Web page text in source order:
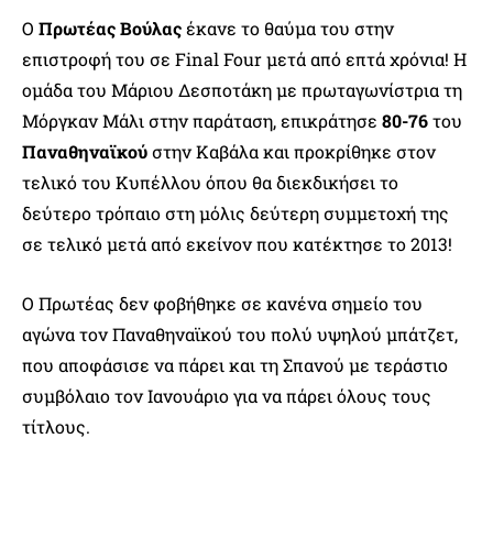
Ο Πρωτέας Βούλαςέκανε το θαύμα του στην
επιστροφή του σε Final Four μετά από επτά χρόνια! Η
ομάδα του Μάριου Δεσποτάκη με πρωταγωνίστρια τη
Μόργκαν Μάλι στην παράταση, επικράτησε 80-76του
Παναθηναϊκούστην Καβάλα και προκρίθηκε στον
τελικό του Κυπέλλου όπου θα διεκδικήσει το
δεύτερο τρόπαιο στη μόλις δεύτερη συμμετοχή της
σε τελικό μετά από εκείνον που κατέκτησε το 2013!
Ο Πρωτέας δεν φοβήθηκε σε κανένα σημείο του
αγώνα τον Παναθηναϊκού του πολύ υψηλού μπάτζετ,
που αποφάσισε να πάρει και τη Σπανού με τεράστιο
συμβόλαιο τον Ιανουάριο για να πάρει όλους τους
τίτλους.